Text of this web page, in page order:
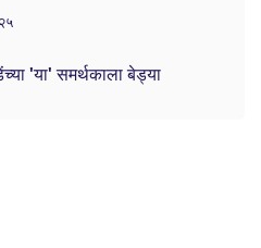
'या' समर्थकाला बेड्या